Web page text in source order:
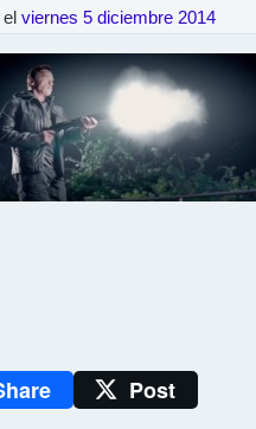
viernes 5 diciembre 2014
Post